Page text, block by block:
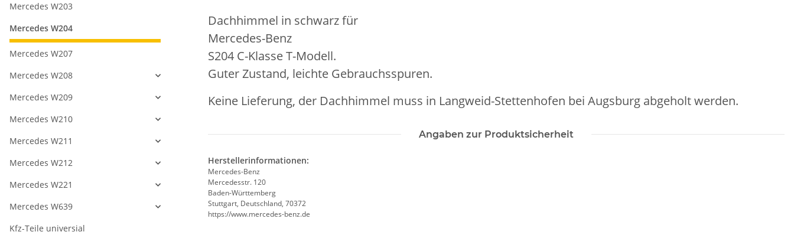
Dachhimmel in schwarz für
Mercedes-Benz
S204 C-Klasse T-Modell.
Guter Zustand, leichte Gebrauchsspuren.
Keine Lieferung, der Dachhimmel muss in Langweid-Stettenhofen bei Augsburg abgeholt werden.
Angaben zur Produktsicherheit
Herstellerinformationen:
Mercedes-Benz
Mercedesstr. 120
Baden-Württemberg
Stuttgart, Deutschland, 70372
https://www.mercedes-benz.de
Mercedes W203
Mercedes W204
Mercedes W207
Mercedes W208
Mercedes W209
Mercedes W210
Mercedes W211
Mercedes W212
Mercedes W221
Mercedes W639
Kfz-Teile universial